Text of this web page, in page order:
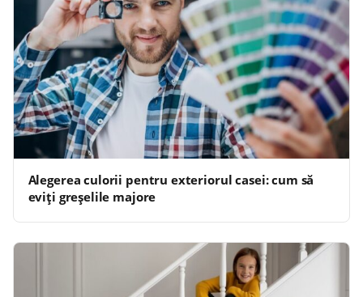
Alegerea culorii pentru exteriorul casei: cum să
eviți greșelile majore